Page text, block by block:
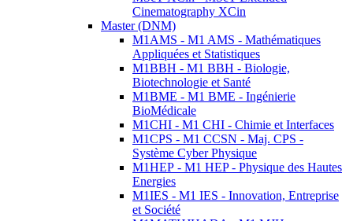
Cinematography XCin
Master (DNM)
M1AMS - M1 AMS - Mathématiques
Appliquées et Statistiques
M1BBH - M1 BBH - Biologie,
Biotechnologie et Santé
M1BME - M1 BME - Ingénierie
BioMédicale
M1CHI - M1 CHI - Chimie et Interfaces
M1CPS - M1 CCSN - Maj. CPS -
Système Cyber Physique
M1HEP - M1 HEP - Physique des Hautes
Energies
M1IES - M1 IES - Innovation, Entreprise
et Société